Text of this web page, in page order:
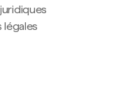
légales